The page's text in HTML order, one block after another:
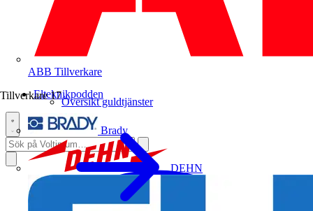
ABB Tillverkare
Tillverkare 17
Brady
DEHN
Översikt guldtjänster
Elteknikpodden